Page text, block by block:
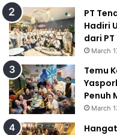
PT
Hadiri
dari
March
Temu
Penuh
March